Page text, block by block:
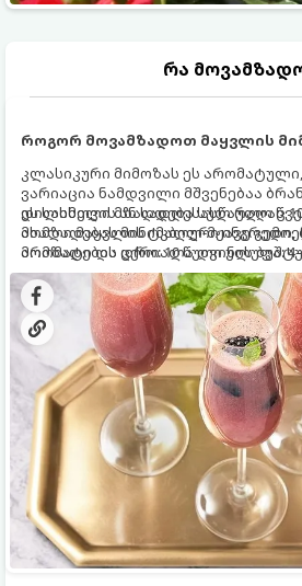
რა
როგორ მოვამზადოთ მაყვლის
კლასიკური მიმოზას ეს
ვარიაცია ნამდვილი მშვენებაა
დილისთვის ან სადღესასწაულო
ახალი მაყვლის ტკბილ-მჟავე
არომატი და ცქრიალა ღვინის
დახვეწილ და მაგრილებელ
ეს სასმელი მზადდება სულ რაღაც
მომზადებას მინიმალური
მომზადების დრო: 10 წუთი ულუფა: